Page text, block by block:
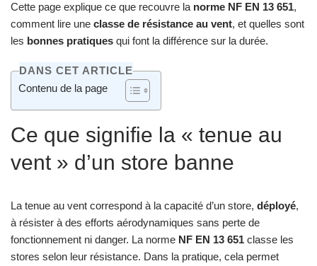
Cette page explique ce que recouvre la norme NF EN 13 651,
comment lire une classe de résistance au vent, et quelles sont
les bonnes pratiques qui font la différence sur la durée.
DANS CET ARTICLE
Contenu de la page
Ce que signifie la « tenue au
vent » d’un store banne
La tenue au vent correspond à la capacité d’un store, déployé,
à résister à des efforts aérodynamiques sans perte de
fonctionnement ni danger. La norme NF EN 13 651 classe les
stores selon leur résistance. Dans la pratique, cela permet